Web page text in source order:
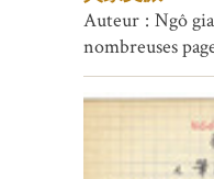
Auteur : Ngô
nombreuses